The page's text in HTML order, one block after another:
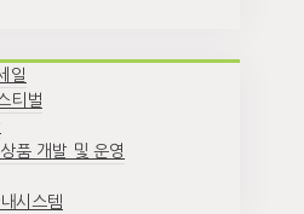
일
티벌
품 개발 및 운영
시스템